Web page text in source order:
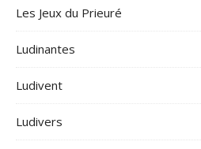
Les Jeux du Prieuré
Ludinantes
Ludivent
Ludivers